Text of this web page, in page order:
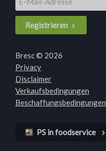
Registrieren
Bresc © 2026
Privacy
Disclaimer
Verkaufsbedingungen
Beschaffungsbedingungen
PS in foodservice